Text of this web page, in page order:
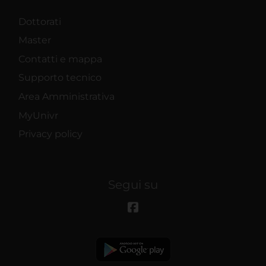
Dottorati
Master
Contatti e mappa
Supporto tecnico
Area Amministrativa
MyUnivr
Privacy policy
Segui su